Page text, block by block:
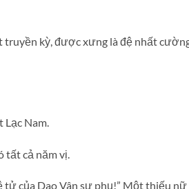
truyền kỳ, được xưng là đệ nhất
Nam.
tất cả năm vị.
của Dao Vân sư phụ!” Một thiếu